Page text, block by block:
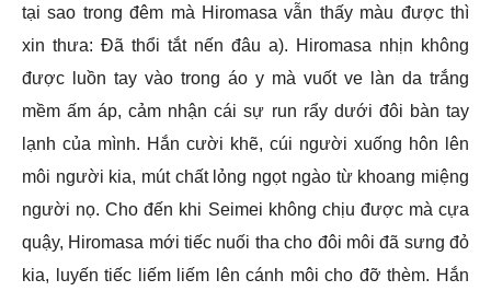
tại sao trong đêm mà Hiromasa vẫn thấy màu được thì
xin thưa: Đã thổi tắt nến đâu a). Hiromasa nhịn không
được luồn tay vào trong áo y mà vuốt ve làn da trắng
mềm ấm áp, cảm nhận cái sự run rẩy dưới đôi bàn tay
lạnh của mình. Hắn cười khẽ, cúi người xuống hôn lên
môi người kia, mút chất lỏng ngọt ngào từ khoang miệng
người nọ. Cho đến khi Seimei không chịu được mà cựa
quậy, Hiromasa mới tiếc nuối tha cho đôi môi đã sưng đỏ
kia, luyến tiếc liếm liếm lên cánh môi cho đỡ thèm. Hắn